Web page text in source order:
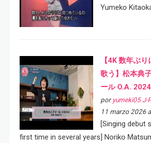
Yumeko
【4K 数年ぶ
歌う】松本典
ール O.A.
por yumeki05 J-
11 marzo 2026
[Singing debut
first time in several years] Noriko